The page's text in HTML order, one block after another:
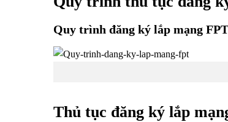
Quy trình đăng ký lắp mạng
Thủ tục đăng ký lắp